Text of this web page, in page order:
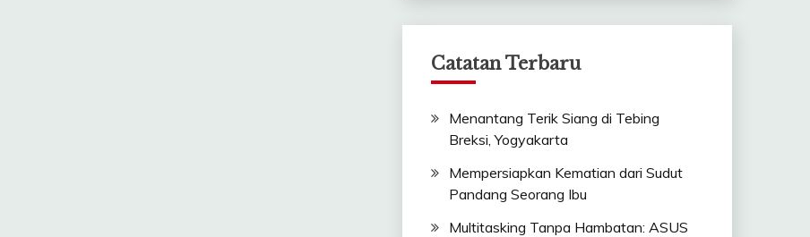
Catatan Terbaru
Menantang Terik Siang di Tebing
Breksi, Yogyakarta
Mempersiapkan Kematian dari Sudut
Pandang Seorang Ibu
Multitasking Tanpa Hambatan: ASUS